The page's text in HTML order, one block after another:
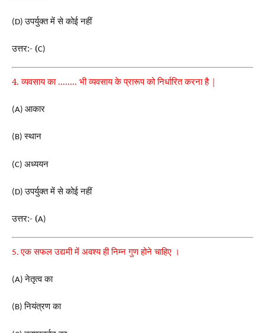
(D)उपर्युक्त में से कोई नहीं
उत्तर:- (C)
4. व्यवसाय का ........ भी व्यवसाय के प्रारूप को निर्धारित करना है |
(A) आकार
(B)स्थान
(C) अध्ययन
(D)उपर्युक्त में से कोई नहीं
उत्तर:- (A)
5.एक सफल उद्यमी में अवश्य ही निम्न गुण होने चाहिए ।
(A)नेतृत्व का
(B)नियंत्रण का